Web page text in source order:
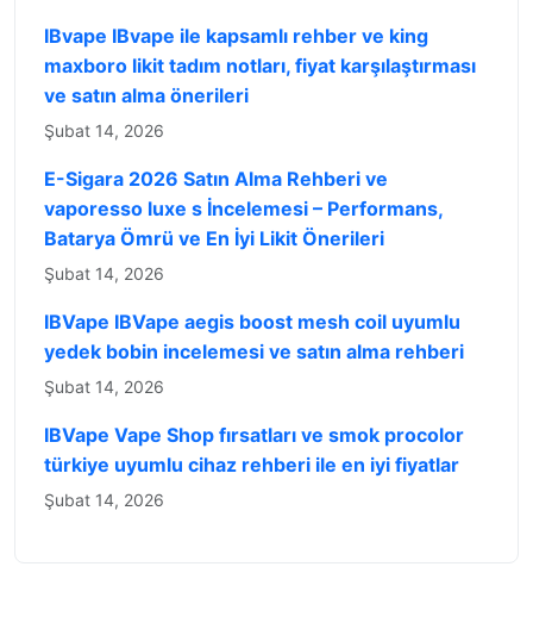
IBvape IBvape ile kapsamlı rehber ve king
maxboro likit tadım notları, fiyat karşılaştırması
ve satın alma önerileri
Şubat 14, 2026
E-Sigara 2026 Satın Alma Rehberi ve
vaporesso luxe s İncelemesi – Performans,
Batarya Ömrü ve En İyi Likit Önerileri
Şubat 14, 2026
IBVape IBVape aegis boost mesh coil uyumlu
yedek bobin incelemesi ve satın alma rehberi
Şubat 14, 2026
IBVape Vape Shop fırsatları ve smok procolor
türkiye uyumlu cihaz rehberi ile en iyi fiyatlar
Şubat 14, 2026